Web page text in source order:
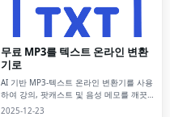
무료 MP3를 텍스트 온라인 변환
기로
AI 기반 MP3-텍스트 온라인 변환기를 사용
하여 강의, 팟캐스트 및 음성 메모를 깨끗
한 텍스트로 변환하세요.
2025-12-23